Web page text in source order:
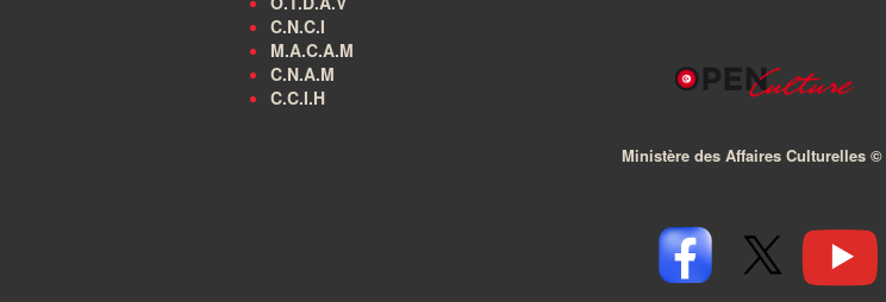
C.N.C.I
M.A.C.A.M
C.N.A.M
C.C.I.H
Ministère des Affaires Culturelles ©